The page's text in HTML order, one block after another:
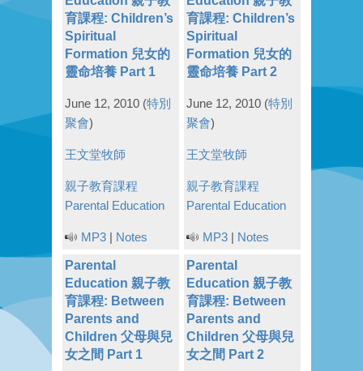
育課程: Children’s
Spiritual
Formation 兒女的
靈命培養 Part 1
June 12, 2010 (特別
聚會)
王文堂牧師
親子教育課程
Parental Education
MP3 | Notes
育課程: Children’s
Spiritual
Formation 兒女的
靈命培養 Part 2
June 12, 2010 (特別
聚會)
王文堂牧師
親子教育課程
Parental Education
MP3 | Notes
Parental
Education 親子教
育課程: Between
Parents and
Children 父母與兒
女之間 Part 1
Parental
Education 親子教
育課程: Between
Parents and
Children 父母與兒
女之間 Part 2